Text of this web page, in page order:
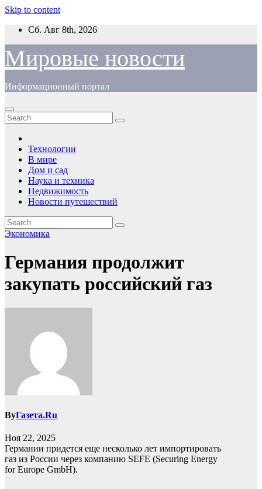
Skip to content
Сб. Авг 8th, 2026
Мировые новости
Информационный портал
Технологии
В мире
Дом и сад
Наука и техника
Недвижимость
Новости путешествий
Экономика
Германия продолжит
закупать российский газ
ByГазета.Ru
Ноя 22, 2025
Германии придется еще несколько лет импортировать
газ из России через компанию SEFE (Securing Energy
for Europe GmbH).